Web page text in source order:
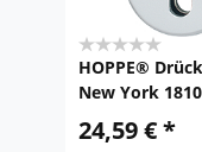
HOPPE®
New York
24,59 € *